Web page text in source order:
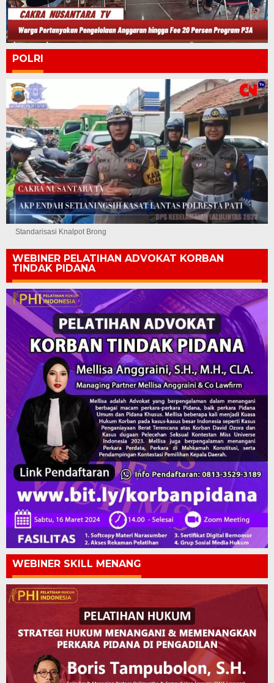
POLRI
Standarisasi Knalpot Brong
WEBINER PELATIHAN ADVOKAT KORBAN
TINDAK PIDANA
WEBINER SKILL MENANG